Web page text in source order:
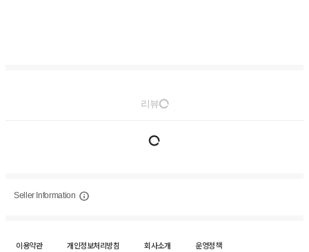
리뷰
Seller Information
이용약관 개인정보처리방침 회사소개
운영정책